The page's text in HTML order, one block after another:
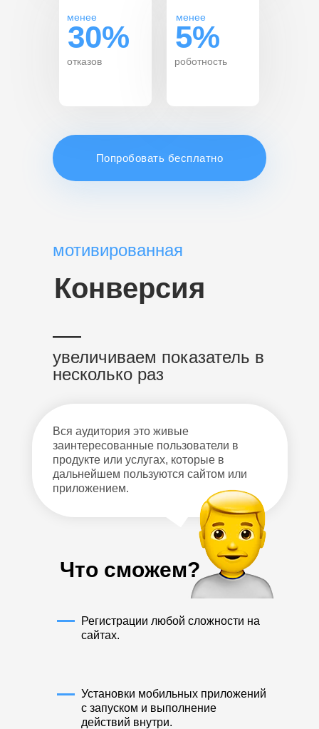
Попробовать бесплатно
отказов роботность
30% 5%
менее менее
увеличиваем показатель в
несколько раз
Конверсия
—
мотивированная
Что сможем?
Регистрации любой сложности на
сайтах.
Установки мобильных приложений
с запуском и выполнение
действий внутри.
Вся аудитория это живые
заинтересованные пользователи в
продукте или услугах, которые в
дальнейшем пользуются сайтом или
приложением.